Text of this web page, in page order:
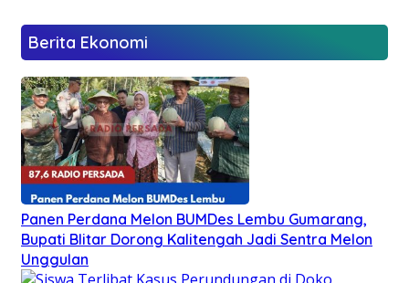
Berita Ekonomi
Panen Perdana Melon BUMDes Lembu Gumarang,
Bupati Blitar Dorong Kalitengah Jadi Sentra Melon
Unggulan